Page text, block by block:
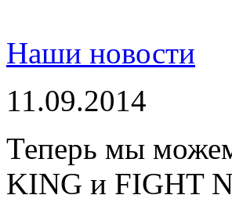
Наши новости
11.09.2014
Теперь мы
KING и FIGHT